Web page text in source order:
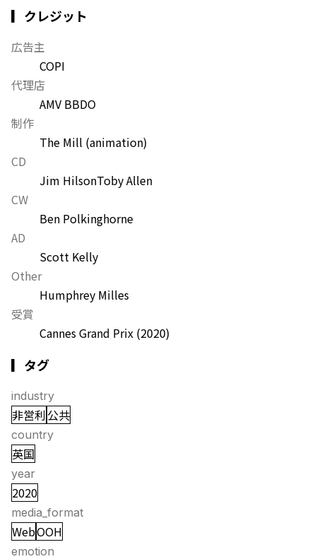
▎クレジット
広告主
COPI
代理店
AMV BBDO
制作
The Mill (animation)
CD
Jim HilsonToby Allen
CW
Ben Polkinghorne
AD
Scott Kelly
Other
Humphrey Milles
受賞
Cannes Grand Prix (2020)
▎タグ
industry
非営利公共
country
英国
year
2020
media_format
WebOOH
emotion